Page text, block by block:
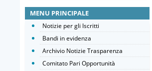
MENU PRINCIPALE
Notizie per gli Iscritti
Bandi in evidenza
Archivio Notizie Trasparenza
Comitato Pari Opportunità